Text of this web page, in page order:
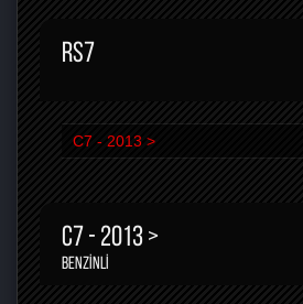
RS7
C7 - 2013 >
C7 - 2013 >
BENZINLI